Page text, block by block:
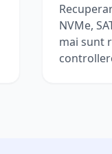
NVMe,
mai sunt